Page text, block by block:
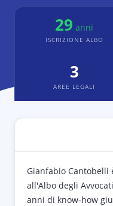
29 anni
ISCRIZIONE ALBO
3
AREE LEGALI
Gianfabio
all'Albo degli
anni di know-how